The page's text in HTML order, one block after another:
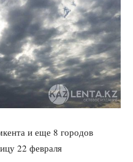
и еще 8 городов
22 февраля